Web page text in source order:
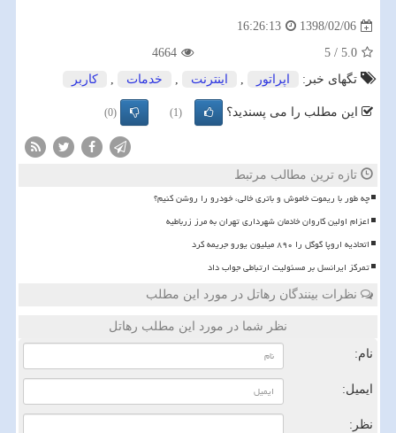
1398/02/06
16:26:13
5.0
/
5
4664
تگهای خبر:
اپراتور , اینترنت , خدمات , كاربر
این مطلب را می پسندید؟ (1)
(0)
تازه ترین مطالب مرتبط
چه طور با ریموت خاموش و باتری خالی، خودرو را روشن کنیم؟
اعزام اولین کاروان خادمان شهرداری تهران به مرز زرباطیه
اتحادیه اروپا گوگل را ۸۹۰ میلیون یورو جریمه کرد
تمرکز ایرانسل بر مسئولیت ارتباطی جواب داد
نظرات بینندگان رهاتل در مورد این مطلب
نظر شما در مورد این مطلب رهاتل
نام:
ایمیل:
نظر: